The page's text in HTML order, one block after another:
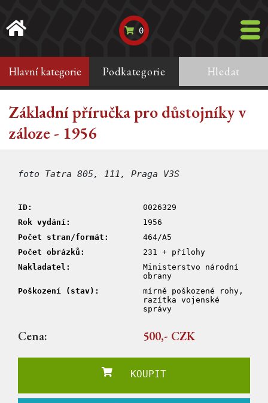
0
Hlavní kategorie Podkategorie Hledat
Základní příručka pro důstojníky v
záloze - 1956
foto Tatra 805, 111, Praga V3S
ID:
0026329
Rok vydání:
1956
Počet stran/formát:
464/A5
Počet obrázků:
231 + přílohy
Nakladatel:
Ministerstvo národní
obrany
Poškození (stav):
mírně poškozené rohy,
razítka vojenské
správy
Cena: 500,- CZK
KOUPIT